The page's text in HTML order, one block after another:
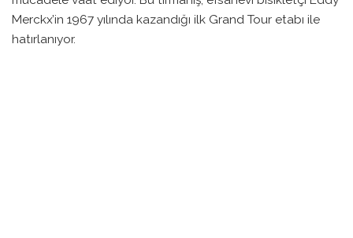
Merckx’in 1967 yılında kazandığı ilk Grand Tour etabı ile
hatırlanıyor.